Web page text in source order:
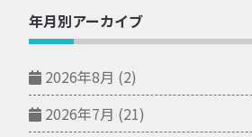
年月別アーカイブ
2026年8月 (2)
2026年7月 (21)